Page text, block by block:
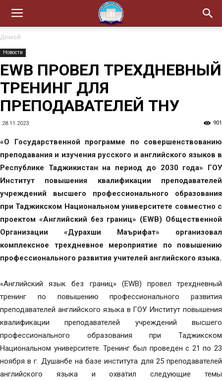
Домой
Новости
EWB ПРОВЕЛ ТРЕХДНЕВНЫЙ
ТРЕНИНГ ДЛЯ
ПРЕПОДАВАТЕЛЕЙ ТНУ
28.11.2023 901
«О Государственной программе по совершенствованию
преподавания и изучения русского и английского языков в
Республике Таджикистан на период до 2030 года» ГОУ
Институт повышения квалификации преподавателей
учреждений высшего профессионального образования
при Таджикском Национальном университете совместно с
проектом «Английский без границ» (EWB) Общественной
Организации «Дурахши Маърифат» организовал
комплексное трехдневное мероприятие по повышению
профессионального развития учителей английского языка.
«Английский язык без границ» (EWB) провел трехдневный
тренинг по повышению профессионального развития
преподавателей английского языка в ГОУ Институт повышения
квалификации преподавателей учреждений высшего
профессионального образования при Таджикском
Национальном университете. Тренинг был проведен с 21 по 23
ноября в г. Душанбе на базе института для 25 преподавателей
английского языка и охватил следующие темы